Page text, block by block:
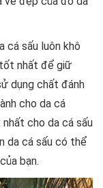
cá sấu luôn khô
nhất để giữ
dụng chất đánh
cho da cá
cho da cá sấu
da cá sấu có thể
bạn.